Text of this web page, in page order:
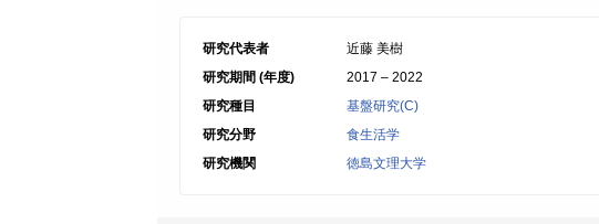
研究代表者
近藤 美樹
研究期間 (年度)
2017 – 2022
研究種目
基盤研究(C)
研究分野
食生活学
研究機関
徳島文理大学